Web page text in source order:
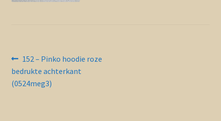
Bericht
navigatie
Vorig
bericht:
152 – Pinko hoodie roze
bedrukte achterkant
(0524meg3)